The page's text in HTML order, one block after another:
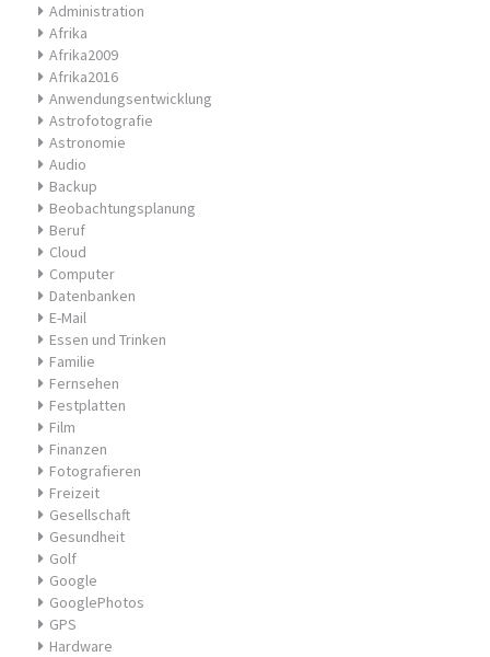
Administration
Afrika
Afrika2009
Afrika2016
Anwendungsentwicklung
Astrofotografie
Astronomie
Audio
Backup
Beobachtungsplanung
Beruf
Cloud
Computer
Datenbanken
E-Mail
Essen und Trinken
Familie
Fernsehen
Festplatten
Film
Finanzen
Fotografieren
Freizeit
Gesellschaft
Gesundheit
Golf
Google
GooglePhotos
GPS
Hardware